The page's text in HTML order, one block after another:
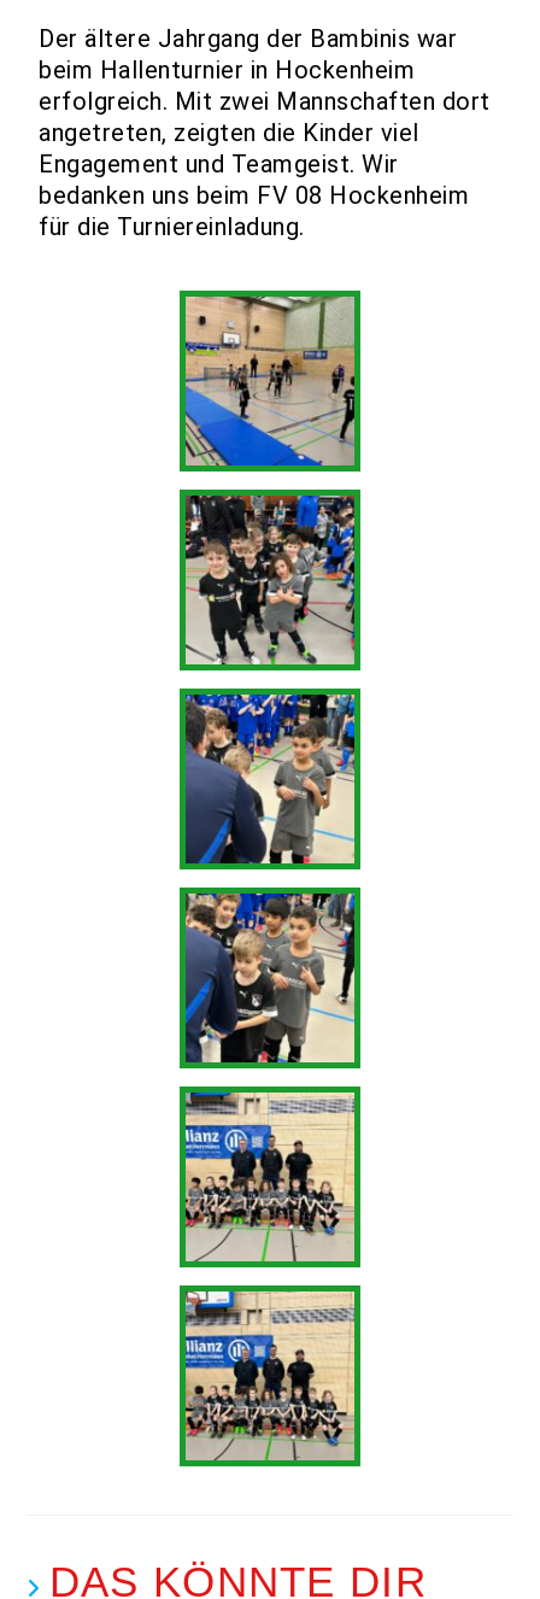
Der ältere Jahrgang der Bambinis war
beim Hallenturnier in Hockenheim
erfolgreich. Mit zwei Mannschaften dort
angetreten, zeigten die Kinder viel
Engagement und Teamgeist. Wir
bedanken uns beim FV 08 Hockenheim
für die Turniereinladung.
DAS KÖNNTE DIR